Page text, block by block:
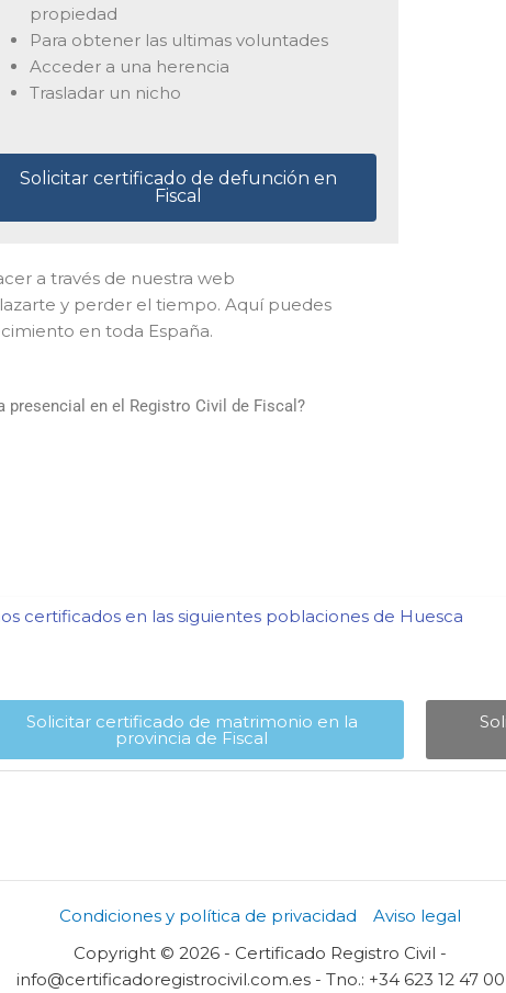
propiedad
Para obtener las ultimas voluntades
Acceder a una herencia
Trasladar un nicho
Solicitar certificado de defunción en
Fiscal
a través de nuestra web
y perder el tiempo. Aquí puedes
en toda España.
presencial en el Registro Civil de Fiscal?
certificados en las siguientes poblaciones de Huesca​
Solicitar certificado de matrimonio en la
provincia de Fiscal​
Condiciones y política de privacidad
Aviso legal
Copyright © 2026 - Certificado Registro Civil -
info@certificadoregistrocivil.com.es - Tno.: +34 623 12 47 00